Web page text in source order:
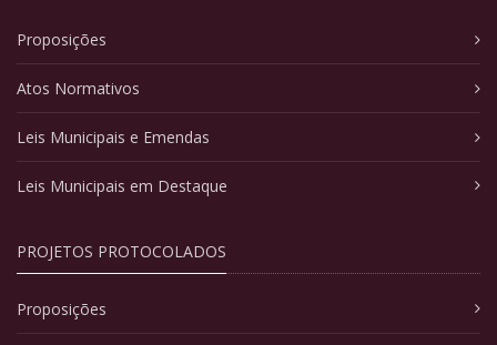
Proposições
Atos Normativos
Leis Municipais e Emendas
Leis Municipais em Destaque
PROJETOS PROTOCOLADOS
Proposições